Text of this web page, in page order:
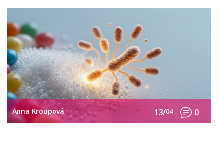
Anna Kroupová 13/04 0